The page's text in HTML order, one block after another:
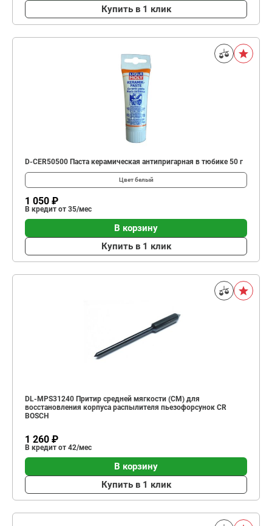
Купить в 1 клик
D-CER50500 Паста керамическая антипригарная в тюбике 50 г
Цветбелый
1 050 ₽
В кредит от 35/мес
В корзину
Купить в 1 клик
DL-MPS31240 Притир средней мягкости (СМ) для
восстановления корпуса распылителя пьезофорсунок СR
BOSCH
1 260 ₽
В кредит от 42/мес
В корзину
Купить в 1 клик